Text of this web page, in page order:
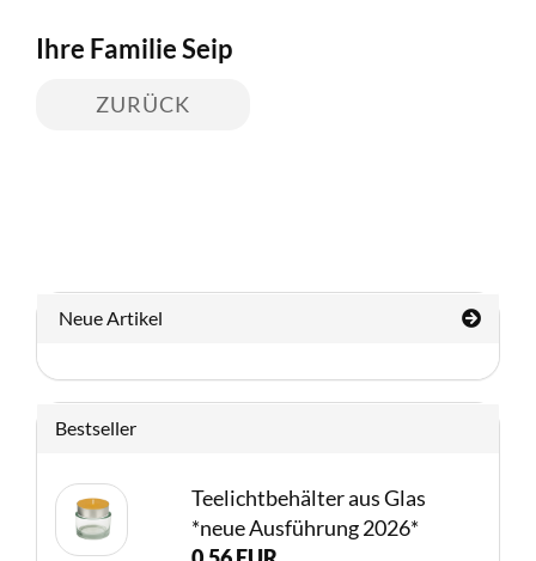
Ihre Familie Seip
ZURÜCK
Neue Artikel
Bestseller
Teelichtbehälter aus Glas
*neue Ausführung 2026*